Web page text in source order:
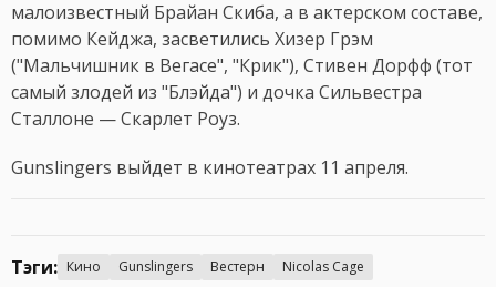
малоизвестный Брайан Скиба, а в актерском составе,
помимо Кейджа, засветились Хизер Грэм
("Мальчишник в Вегасе", "Крик"), Стивен Дорфф (тот
самый злодей из "Блэйда") и дочка Сильвестра
Сталлоне — Скарлет Роуз.
Gunslingers выйдет в кинотеатрах 11 апреля.
Тэги: Кино Gunslingers Вестерн Nicolas Cage